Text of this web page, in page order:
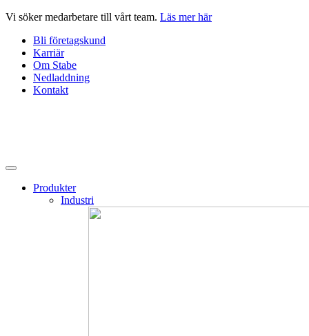
Hoppa
innehåll
Vi söker medarbetare till vårt team. Läs mer här
Bli företagskund
Karriär
Om Stabe
Nedladdning
Kontakt
Produkter
Industri